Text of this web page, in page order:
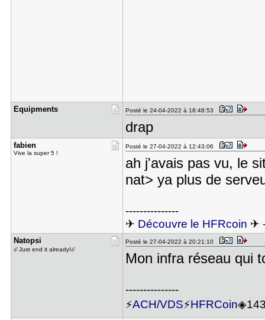
Equipments Posté le 24-04-2022 à 18:48:53
drap
fabien
Vive la super 5 !
Posté le 27-04-2022 à 12:43:06
ah j'avais pas vu, le
nat> ya plus de
---------------
✈ Découvre le HFRcoin ✈
Natopsi
☄️Just end it already!☄️
Posté le 27-04-2022 à 20:21:10
Mon infra réseau qui
---------------
⚡ACH/VDS⚡HFRCoin